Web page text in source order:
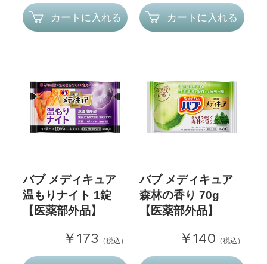
カートに入れる カートに入れる
バブ メディキュア
温もりナイト 1錠
【医薬部外品】
￥173 （税込）
バブ メディキュア
森林の香り 70g
【医薬部外品】
￥140 （税込）